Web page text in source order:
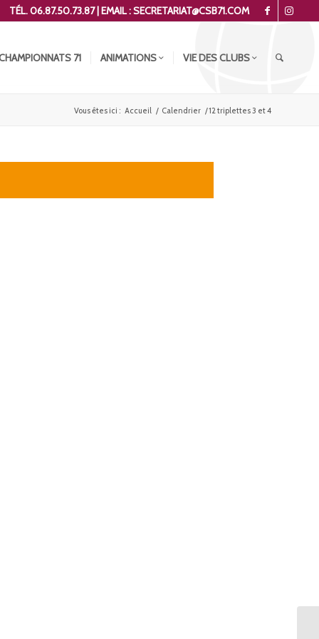
TÉL. 06.87.50.73.87 | EMAIL : SECRETARIAT@CSB71.COM
71 ANIMATIONS VIE DES CLUBS
Vous êtes ici : Accueil / Calendrier /12 triplettes 3 et 4